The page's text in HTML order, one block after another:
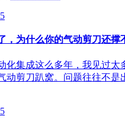
，为什么你的气动剪刀还
化集成这么多年，我见过太
动剪刀趴窝。问题往往不是